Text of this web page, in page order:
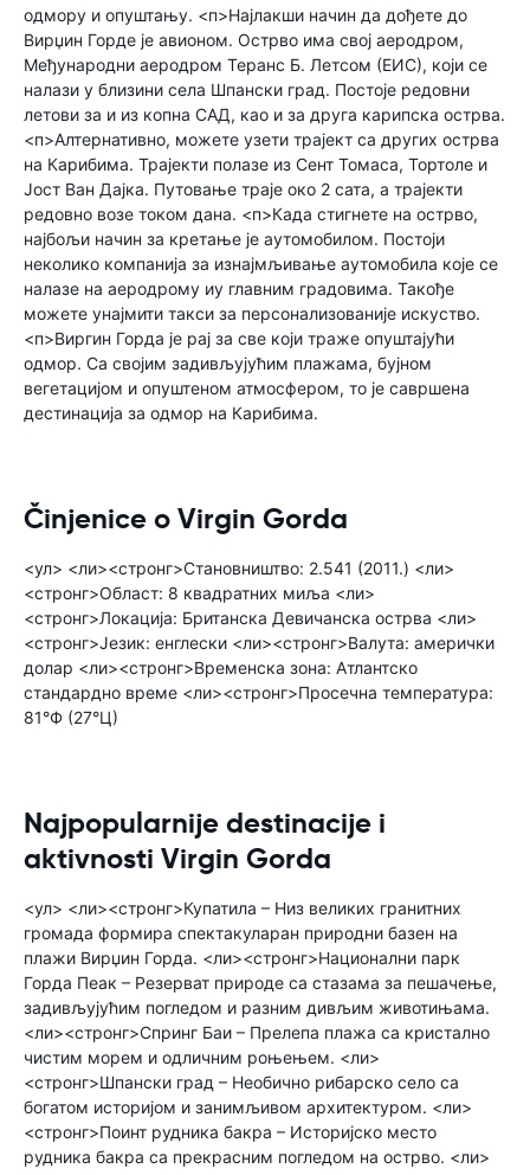
одмору и опуштању. <п>Најлакши начин да дођете до
Вирџин Горде је авионом. Острво има свој аеродром,
Међународни аеродром Теранс Б. Летсом (ЕИС), који се
налази у близини села Шпански град. Постоје редовни
летови за и из копна САД, као и за друга карипска острва.
<п>Алтернативно, можете узети трајект са других острва
на Карибима. Трајекти полазе из Сент Томаса, Тортоле и
Јост Ван Дајка. Путовање траје око 2 сата, а трајекти
редовно возе током дана. <п>Када стигнете на острво,
најбољи начин за кретање је аутомобилом. Постоји
неколико компанија за изнајмљивање аутомобила које се
налазе на аеродрому иу главним градовима. Такође
можете унајмити такси за персонализованије искуство.
<п>Виргин Горда је рај за све који траже опуштајући
одмор. Са својим задивљујућим плажама, бујном
вегетацијом и опуштеном атмосфером, то је савршена
дестинација за одмор на Карибима.
Činjenice o Virgin Gorda
<ул> <ли><стронг>Становништво: 2.541 (2011.) <ли>
<стронг>Област: 8 квадратних миља <ли>
<стронг>Локација: Британска Девичанска острва <ли>
<стронг>Језик: енглески <ли><стронг>Валута: амерички
долар <ли><стронг>Временска зона: Атлантско
стандардно време <ли><стронг>Просечна температура:
81°Ф (27°Ц)
Najpopularnije destinacije i
aktivnosti Virgin Gorda
<ул> <ли><стронг>Купатила – Низ великих гранитних
громада формира спектакуларан природни базен на
плажи Вирџин Горда. <ли><стронг>Национални парк
Горда Пеак – Резерват природе са стазама за пешачење,
задивљујућим погледом и разним дивљим животињама.
<ли><стронг>Спринг Баи – Прелепа плажа са кристално
чистим морем и одличним роњењем. <ли>
<стронг>Шпански град – Необично рибарско село са
богатом историјом и занимљивом архитектуром. <ли>
<стронг>Поинт рудника бакра – Историјско место
рудника бакра са прекрасним погледом на острво. <ли>